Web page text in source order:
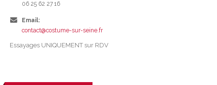
06 25 62 27 16
Email:
contact@costume-sur-seine.fr
Essayages UNIQUEMENT sur RDV